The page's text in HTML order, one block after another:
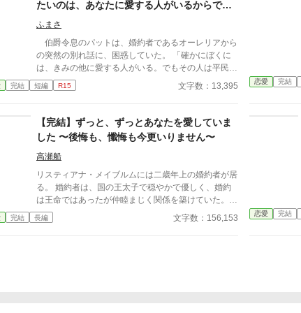
たいのは、あなたに愛する人がいるからでは
ありません。
ふまさ
伯爵令息のパットは、婚約者であるオーレリアから
の突然の別れ話に、困惑していた。 「確かにぼくに
は、きみの他に愛する人がいる。でもその人は平民
で、ぼくはその人と結婚はできない。だから、きみと
──こんな言い方は卑怯かもしれないが、きみの家に
入れたうえで、ぼくと婚約してくれたんじゃなかった
のか？！」 正面に座るオーレリアは、膝のうえに
置いたこぶしを強く握った。 「……あなたの言う通
りです。元より貴族の結婚など、政略的なものの方が
多い。そんな中、没落寸前の我がヴェッター伯爵家に
援助してくれたうえ、あなたのような優しいお方が我
が家に婿養子としてきてくれるなど、まるで夢のよう
なお話でした」 「──なら、どうして？ ぼくがきみ
を一番に愛せないから？ けれどきみは、それでもい
完結 短編 R15 文字数：13,395 恋愛 完結
【完結】ずっと、ずっとあなたを愛していま
した 〜後悔も、懺悔も今更いりません〜
高瀬船
リスティアナ・メイブルムには二歳年上の婚約者が居
る。 婚約者は、国の王太子で穏やかで優しく、婚約
は王命ではあったが仲睦まじく関係を築けていた。
それなのに、突然ある日婚約者である王太子からは土
下座をされ、婚約を解消して欲しいと願われる。 何
完結 長編 文字数：156,153 恋愛 完結